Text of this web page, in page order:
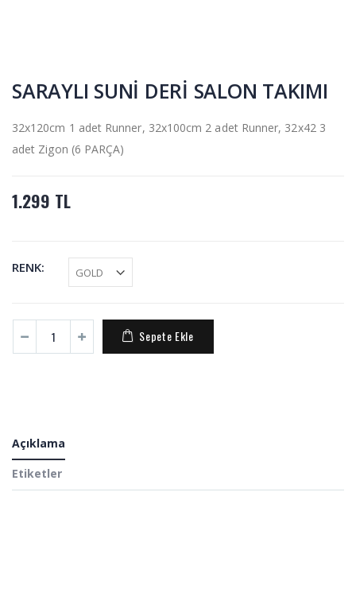
SARAYLI SUNİ DERİ SALON TAKIMI
32x120cm 1 adet Runner, 32x100cm 2 adet Runner, 32x42 3
adet Zigon (6 PARÇA)
1.299 TL
RENK:
Sepete Ekle
Açıklama
Etiketler